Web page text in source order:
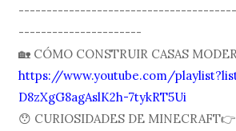
----------------------
🏡 CÓMO CONSTRUIR CASAS
https://www.youtube.com/
D8zXgG8agAslK2h-7tykRT5Ui
😯 CURIOSIDADES DE MINECRAFT👉